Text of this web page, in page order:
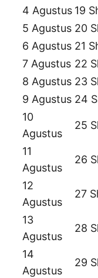
4 Agustus 19
5 Agustus 20
6 Agustus 21
7 Agustus 22
8 Agustus 23
9 Agustus 24
10
Agustus
25
11
Agustus
26
12
Agustus
27
13
Agustus
28
14
Agustus
29